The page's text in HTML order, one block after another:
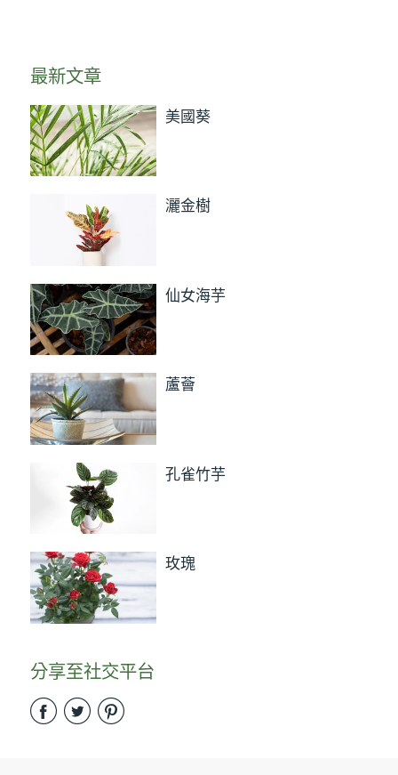
最新文章
美國葵
灑金樹
仙女海芋
蘆薈
孔雀竹芋
玫瑰
分享至社交平台
ShareShareShare